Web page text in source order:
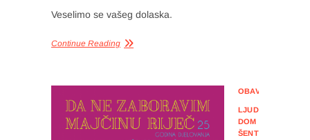
Veselimo se vašeg dolaska.
Continue Reading
OBAVIJESTI
LJUDSKI
DOM
ŠENTVID